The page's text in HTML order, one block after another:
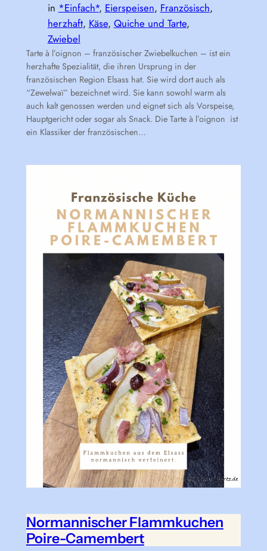
in *Einfach*, Eierspeisen, Französisch
herzhaft, Käse, Quiche und Tarte
Zwiebel
Tarte à l’oignon – französischer Zwiebelkuchen – ist ein
herzhafte Spezialität, die ihren Ursprung in der
französischen Region Elsass hat. Sie wird dort auch als
“Zewelwaï” bezeichnet wird. Sie kann sowohl warm als
auch kalt genossen werden und eignet sich als Vorspeise,
Hauptgericht oder sogar als Snack. Die Tarte à l’oignon ist
ein Klassiker der französischen…
Normannischer Flammkuchen
Poire-Camembert